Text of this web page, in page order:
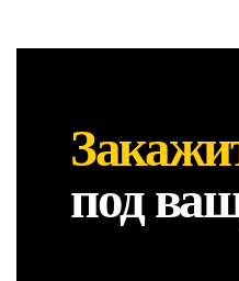
под